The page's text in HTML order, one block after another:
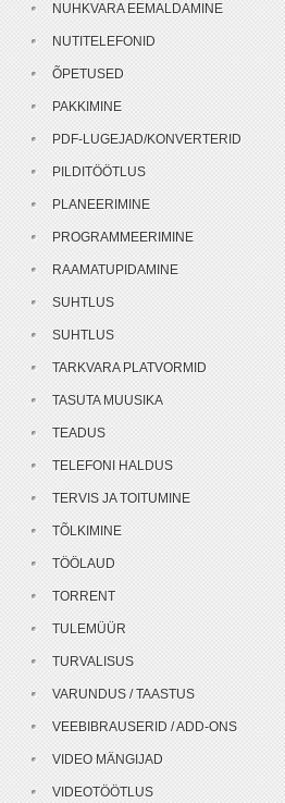
NUHKVARA EEMALDAMINE
NUTITELEFONID
ÕPETUSED
PAKKIMINE
PDF-LUGEJAD/KONVERTERID
PILDITÖÖTLUS
PLANEERIMINE
PROGRAMMEERIMINE
RAAMATUPIDAMINE
SUHTLUS
SUHTLUS
TARKVARA PLATVORMID
TASUTA MUUSIKA
TEADUS
TELEFONI HALDUS
TERVIS JA TOITUMINE
TÕLKIMINE
TÖÖLAUD
TORRENT
TULEMÜÜR
TURVALISUS
VARUNDUS / TAASTUS
VEEBIBRAUSERID / ADD-ONS
VIDEO MÄNGIJAD
VIDEOTÖÖTLUS